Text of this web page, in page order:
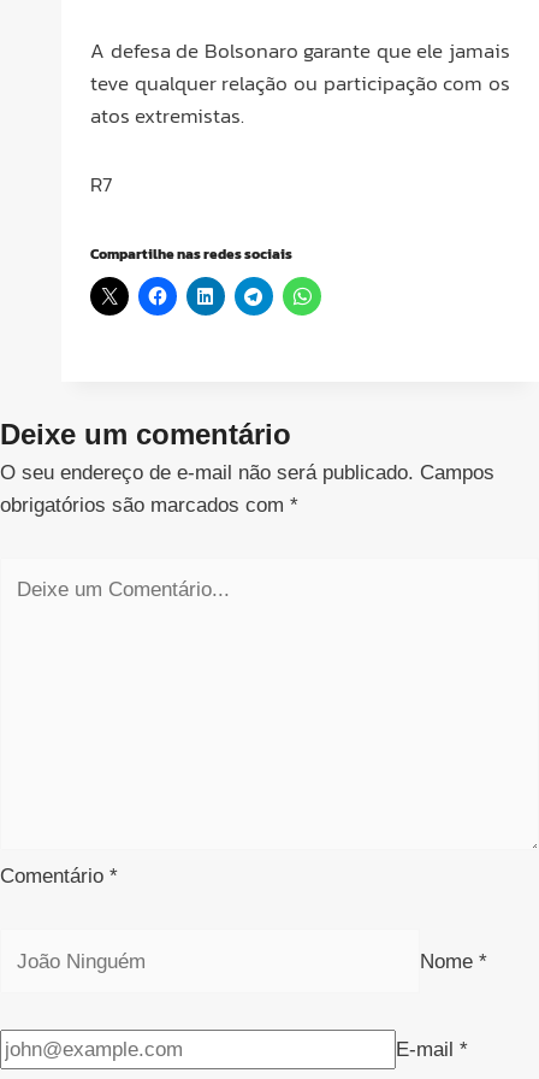
A defesa de Bolsonaro garante que ele jamais
teve qualquer relação ou participação com os
atos extremistas.
R7
Compartilhe nas redes sociais
Deixe um comentário
O seu endereço de e-mail não será publicado. Campos
obrigatórios são marcados com *
Comentário *
Nome *
E-mail *